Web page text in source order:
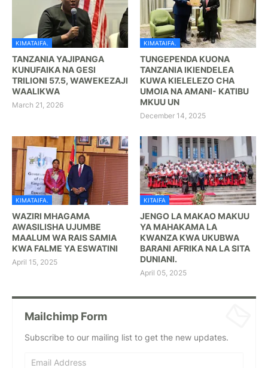
KIMATAIFA.
TANZANIA YAJIPANGA
KUNUFAIKA NA GESI
TRILIONI 57.5, WAWEKEZAJI
WAALIKWA
March 21, 2026
KIMATAIFA.
TUNGEPENDA KUONA
TANZANIA IKIENDELEA
KUWA KIELELEZO CHA
UMOIA NA AMANI- KATIBU
MKUU UN
December 14, 2025
KIMATAIFA.
WAZIRI MHAGAMA
AWASILISHA UJUMBE
MAALUM WA RAIS SAMIA
KWA FALME YA ESWATINI
April 15, 2025
KITAIFA
JENGO LA MAKAO MAKUU
YA MAHAKAMA LA
KWANZA KWA UKUBWA
BARANI AFRIKA NA LA SITA
DUNIANI.
April 05, 2025
Mailchimp Form
Subscribe to our mailing list to get the new updates.